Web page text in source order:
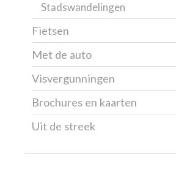
Stadswandelingen
Fietsen
Met de auto
Visvergunningen
Brochures en kaarten
Uit de streek